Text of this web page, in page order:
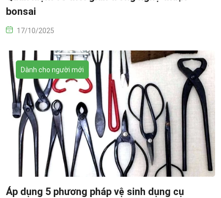
bonsai
17/10/2025
Dành cho người mới
Áp dụng 5 phương pháp vệ sinh dụng cụ